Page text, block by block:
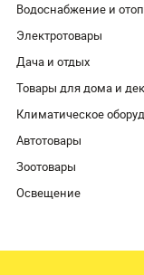
Водоснабжение и
Электротовары
Дача и отдых
Товары для дома и
Климатическое
Автотовары
Зоотовары
Освещение